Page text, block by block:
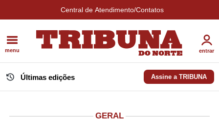
Central de Atendimento/Contatos
menu entrar
Últimas edições Assine a TRIBUNA
GERAL